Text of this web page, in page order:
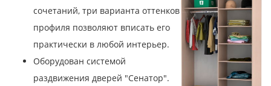
сочетаний, три варианта оттенков
профиля позволяют вписать его
практически в любой интерьер.
Оборудован системой
раздвижения дверей "Сенатор".